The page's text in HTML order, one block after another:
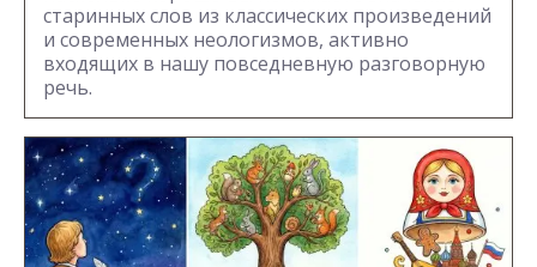
старинных слов из классических произведений
и современных неологизмов, активно
входящих в нашу повседневную разговорную
речь.